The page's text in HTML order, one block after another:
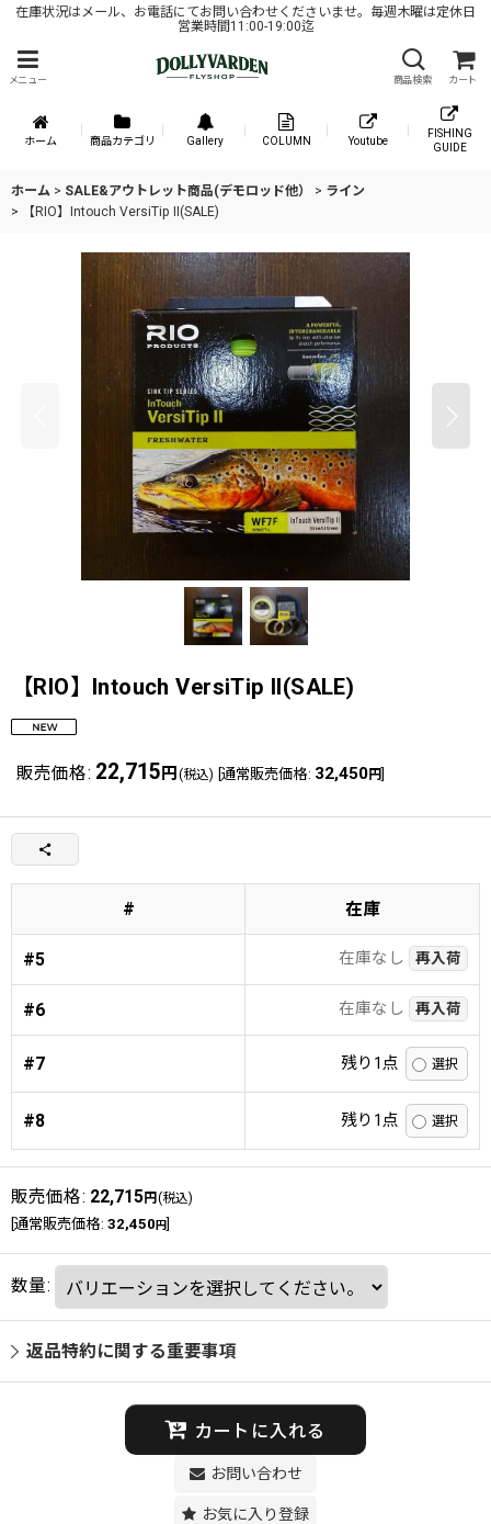
在庫状況はメール、お電話にてお問い合わせくださいませ。毎週木曜は定休日
営業時間11:00-19:00迄
メニュー 商品検索 カート
ホーム 商品カテゴリ Gallery COLUMN Youtube
FISHING
GUIDE
ホーム > SALE&アウトレット商品(デモロッド他） > ライン
>
【RIO】Intouch VersiTip II(SALE)
【RIO】Intouch VersiTip II(SALE)
販売価格: 22,715 円 (税込) 通常販売価格: 32,450円
# 在庫
#5 在庫なし 再入荷
#6 在庫なし 再入荷
#7 残り1点
#8 残り1点
販売価格: 22,715円 (税込)
通常販売価格: 32,450円
数量:
返品特約に関する重要事項
カートに入れる
お問い合わせ
お気に入り登録